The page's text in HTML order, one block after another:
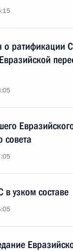
о ратификации
совета
узком составе